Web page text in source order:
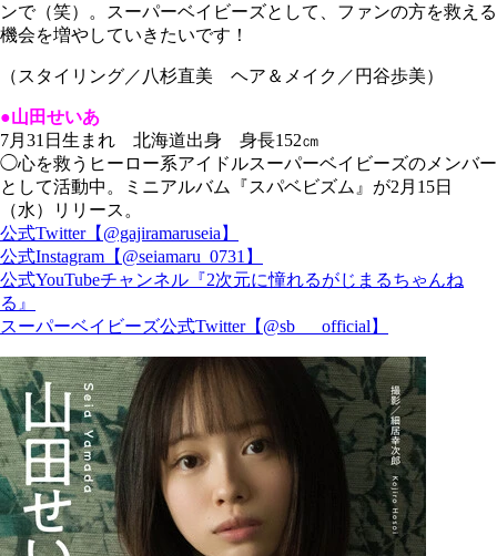
ンで（笑）。スーパーベイビーズとして、ファンの方を救える
機会を増やしていきたいです！
（スタイリング／八杉直美 ヘア＆メイク／円谷歩美）
●山田せいあ
7月31日生まれ 北海道出身 身長152㎝
◯心を救うヒーロー系アイドルスーパーベイビーズのメンバー
として活動中。ミニアルバム『スパベビズム』が2月15日
（水）リリース。
公式Twitter【@gajiramaruseia】
公式Instagram【@seiamaru_0731】
公式YouTubeチャンネル『2次元に憧れるがじまるちゃんね
る』
スーパーベイビーズ公式Twitter【@sb___official】